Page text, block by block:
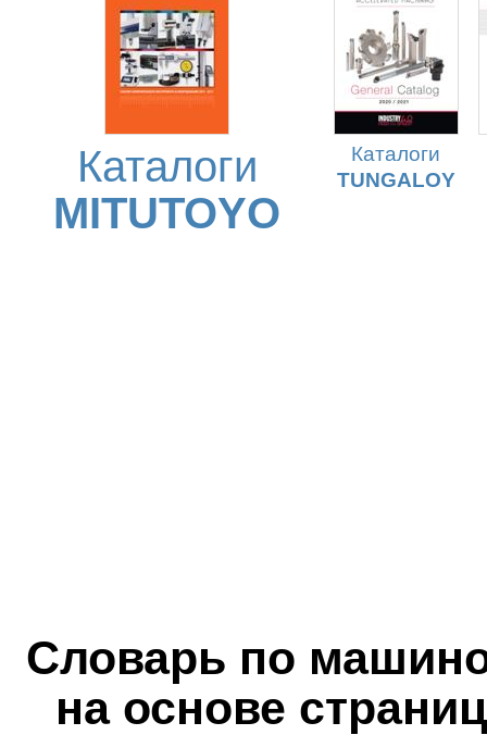
Каталоги
MITUTOYO
Каталоги
TUNGALOY
Словарь по
на основе